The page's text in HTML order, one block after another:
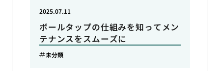
ボールタップの仕組みを知ってメン
テナンスをスムーズに
2025.07.11
未分類